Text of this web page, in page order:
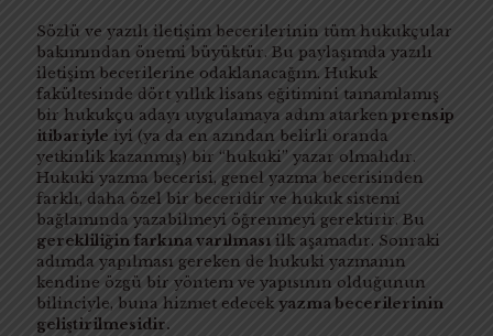
Sözlü ve yazılı iletişim becerilerinin tüm hukukçular
bakımından önemi büyüktür. Bu paylaşımda yazılı
iletişim becerilerine odaklanacağım. Hukuk
fakültesinde dört yıllık lisans eğitimini tamamlamış
bir hukukçu adayı uygulamaya adım atarken prensip
itibariyle iyi (ya da en azından belirli oranda
yetkinlik kazanmış) bir “hukuki” yazar olmalıdır.
Hukuki yazma becerisi, genel yazma becerisinden
farklı, daha özel bir beceridir ve hukuk sistemi
bağlamında yazabilmeyi öğrenmeyi gerektirir. Bu
gerekliliğin farkına varılması ilk aşamadır. Sonraki
adımda yapılması gereken de hukuki yazmanın
kendine özgü bir yöntem ve yapısının olduğunun
bilinciyle, buna hizmet edecekyazma becerilerinin
geliştirilmesidir.